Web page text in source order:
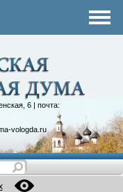
6 | почта:
vologda.ru